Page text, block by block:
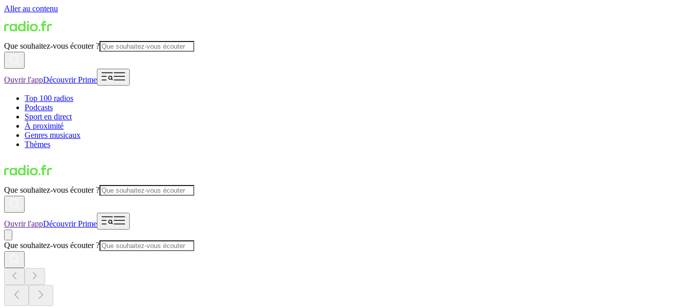
Aller au contenu
Que souhaitez-vous écouter ?
Ouvrir l'appDécouvrir Prime
Top 100 radios
Podcasts
Sport en direct
À proximité
Genres musicaux
Thèmes
Que souhaitez-vous écouter ?
Ouvrir l'appDécouvrir Prime
Que souhaitez-vous écouter ?